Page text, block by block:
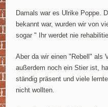
Damals war es Ulrike Poppe.
bekannt war, wurden wir von
sogar " Ihr werdet nie
Aber da wir einen "Rebell" als
außerdem noch ein Stier ist,
ständig präsent und viele
nicht wollten.